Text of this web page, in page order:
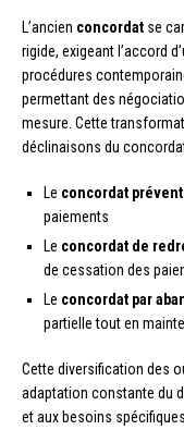
L’ancien concordat se
rigide, exigeant l’accord
procédures
permettant des
mesure. Cette
déclinaisons du
Le concordat
paiements
Le concordat de
de cessation des
Le concordat par
partielle tout en
Cette diversification des
adaptation constante du
et aux besoins